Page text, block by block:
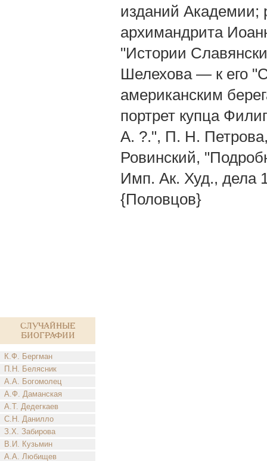
Случайные
биографии
К.Ф. Бергман
П.Н. Белясник
А.А. Богомолец
А.Ф. Даманская
А.Т. Дедегкаев
С.Н. Данилло
З.Х. Забирова
В.И. Кузьмин
А.А. Любищев
изданий Академии;
архимандрита
"Истории
Шелехова — к его
американским
портрет купца
А. ?.", П. Н.
Ровинский,
Имп. Ак. Худ., дела
{Половцов}